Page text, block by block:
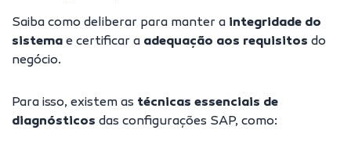
Saiba como deliberar para manter a integridade do
sistema e certificar a adequação aos requisitos do
negócio.
Para isso, existem as técnicas essenciais de
diagnósticos das configurações SAP, como: